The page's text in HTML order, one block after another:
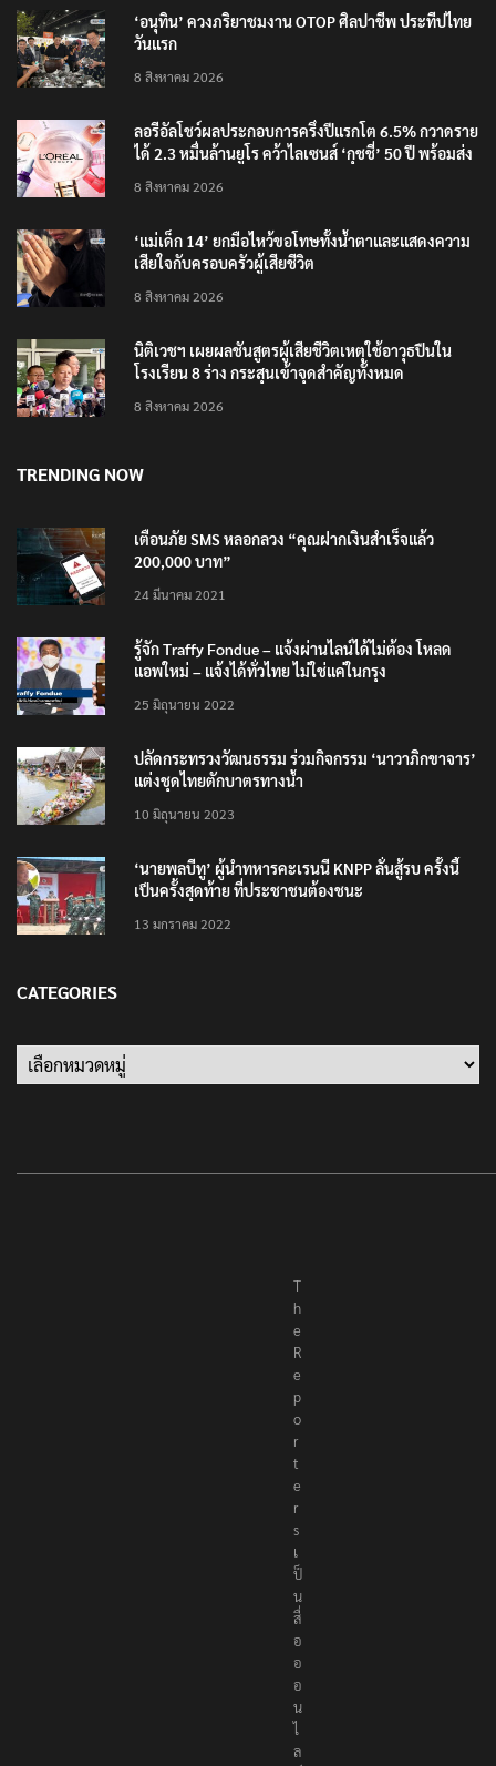
‘อนุทิน’ ควงภริยาชมงาน OTOP ศิลปาชีพ ประทีปไทย
วันแรก
8 สิงหาคม 2026
ลอรีอัลโชว์ผลประกอบการครึ่งปีแรกโต 6.5% กวาดราย
ได้ 2.3 หมื่นล้านยูโร คว้าไลเซนส์ ‘กุชชี่’ 50 ปี พร้อมส่ง
8 สิงหาคม 2026
‘แม่เด็ก 14’ ยกมือไหว้ขอโทษทั้งน้ำตาและแสดงความ
เสียใจกับครอบครัวผู้เสียชีวิต
8 สิงหาคม 2026
นิติเวชฯ เผยผลชันสูตรผู้เสียชีวิตเหตุใช้อาวุธปืนใน
โรงเรียน 8 ร่าง กระสุนเข้าจุดสำคัญทั้งหมด
8 สิงหาคม 2026
TRENDING NOW
เตือนภัย SMS หลอกลวง “คุณฝากเงินสำเร็จแล้ว
200,000 บาท”
24 มีนาคม 2021
รู้จัก Traffy Fondue – แจ้งผ่านไลน์ได้ไม่ต้อง โหลด
แอพใหม่ – แจ้งได้ทั่วไทย ไม่ใช่แค่ในกรุง
25 มิถุนายน 2022
ปลัดกระทรวงวัฒนธรรม ร่วมกิจกรรม ‘นาวาภิกขาจาร’
แต่งชุดไทยตักบาตรทางน้ำ
10 มิถุนายน 2023
‘นายพลบีทู’ ผู้นำทหารคะเรนนี KNPP ลั่นสู้รบ ครั้งนี้
เป็นครั้งสุดท้าย ที่ประชาชนต้องชนะ
13 มกราคม 2022
CATEGORIES
Categories
T
h
e
R
e
p
o
r
t
e
r
s
เ
ป็
น
สื่
อ
อ
อ
น
ไ
ล